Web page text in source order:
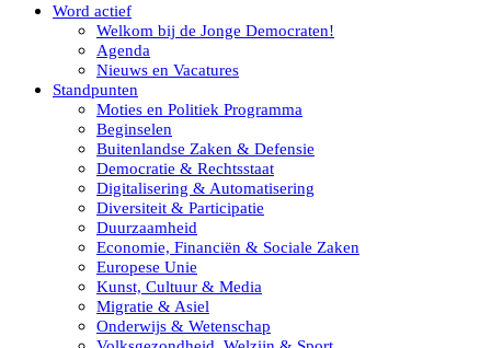
Word actief
Welkom bij de Jonge Democraten!
Agenda
Nieuws en Vacatures
Standpunten
Moties en Politiek Programma
Beginselen
Buitenlandse Zaken & Defensie
Democratie & Rechtsstaat
Digitalisering & Automatisering
Diversiteit & Participatie
Duurzaamheid
Economie, Financiën & Sociale Zaken
Europese Unie
Kunst, Cultuur & Media
Migratie & Asiel
Onderwijs & Wetenschap